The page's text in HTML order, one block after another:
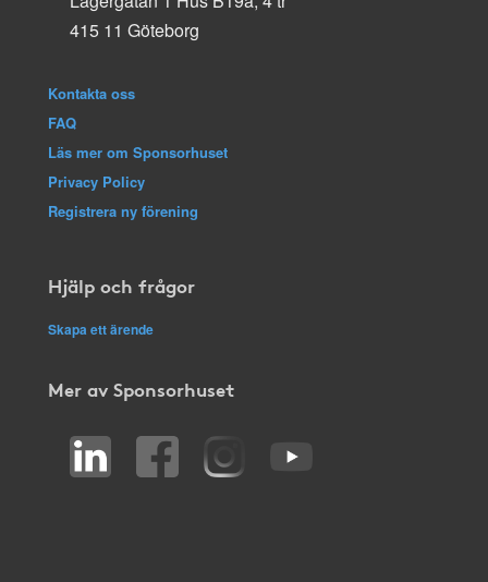
415 11 Göteborg
Kontakta oss
FAQ
Läs mer om Sponsorhuset
Privacy Policy
Registrera ny förening
Hjälp och frågor
Skapa ett ärende
Mer av Sponsorhuset